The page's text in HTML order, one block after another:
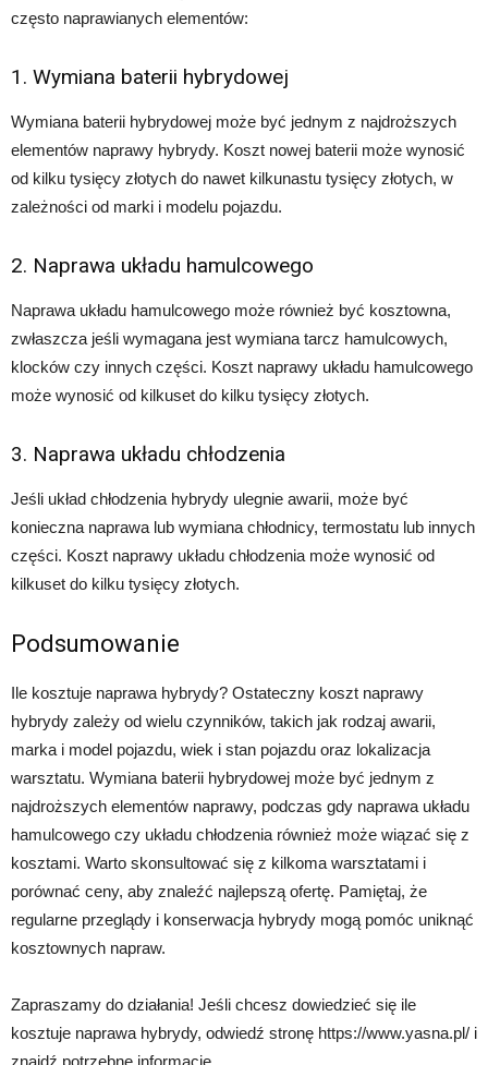
często naprawianych elementów:
1. Wymiana baterii hybrydowej
Wymiana baterii hybrydowej może być jednym z najdroższych
elementów naprawy hybrydy. Koszt nowej baterii może wynosić
od kilku tysięcy złotych do nawet kilkunastu tysięcy złotych, w
zależności od marki i modelu pojazdu.
2. Naprawa układu hamulcowego
Naprawa układu hamulcowego może również być kosztowna,
zwłaszcza jeśli wymagana jest wymiana tarcz hamulcowych,
klocków czy innych części. Koszt naprawy układu hamulcowego
może wynosić od kilkuset do kilku tysięcy złotych.
3. Naprawa układu chłodzenia
Jeśli układ chłodzenia hybrydy ulegnie awarii, może być
konieczna naprawa lub wymiana chłodnicy, termostatu lub innych
części. Koszt naprawy układu chłodzenia może wynosić od
kilkuset do kilku tysięcy złotych.
Podsumowanie
Ile kosztuje naprawa hybrydy? Ostateczny koszt naprawy
hybrydy zależy od wielu czynników, takich jak rodzaj awarii,
marka i model pojazdu, wiek i stan pojazdu oraz lokalizacja
warsztatu. Wymiana baterii hybrydowej może być jednym z
najdroższych elementów naprawy, podczas gdy naprawa układu
hamulcowego czy układu chłodzenia również może wiązać się z
kosztami. Warto skonsultować się z kilkoma warsztatami i
porównać ceny, aby znaleźć najlepszą ofertę. Pamiętaj, że
regularne przeglądy i konserwacja hybrydy mogą pomóc uniknąć
kosztownych napraw.
Zapraszamy do działania! Jeśli chcesz dowiedzieć się ile
kosztuje naprawa hybrydy, odwiedź stronę https://www.yasna.pl/ i
znajdź potrzebne informacje.